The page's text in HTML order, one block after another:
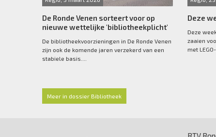
De Ronde Venen sorteert voor op
nieuwe wettelijke 'bibliotheekplicht'
De bibliotheekvoorzieningen in De Ronde Venen
zijn ook de komende jaren verzekerd van een
stabiele basis....
Deze
Deze
zaaien
met
Meer in dossier Bibliotheek